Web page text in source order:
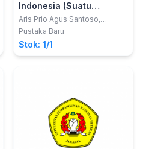
Indonesia (Suatu
Interpretasi Dasar)
Aris Prio Agus Santoso,
SH.,MH.; Sukendar,
Pustaka Baru
Stok: 1/1